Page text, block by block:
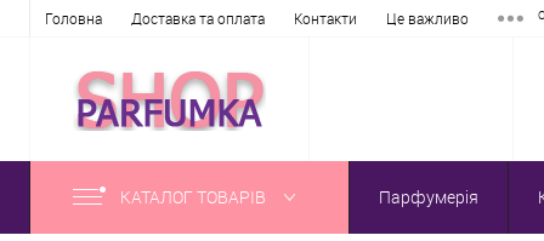
Головна Доставка та оплата Контакти Це важливо
КАТАЛОГ ТОВАРІВ Парфумерія